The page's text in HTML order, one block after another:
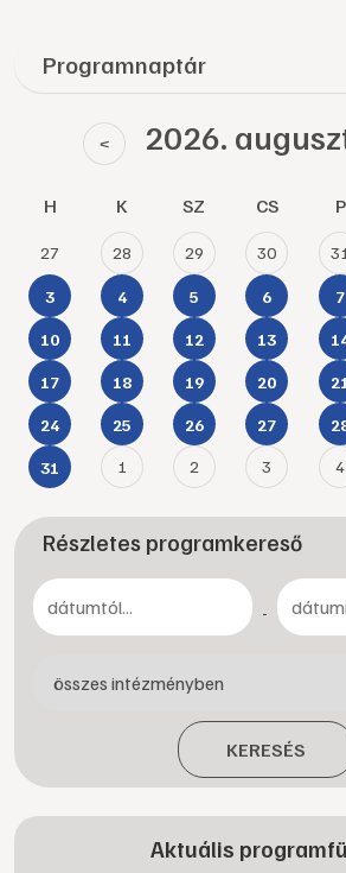
Programnaptár
< 2026.
H K SZ CS P
27 28 29 30 31
3 4 5 6 7
10 11 12 13
17 18 19 20
24 25 26 27
31 1 2 3 4
Részletes programkereső
-
KERESÉS
Aktuális